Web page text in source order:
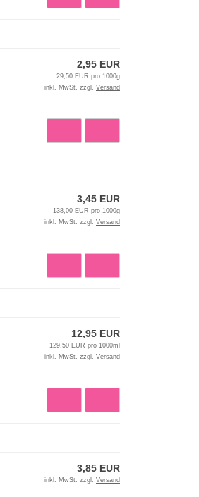
2,95 EUR
29,50 EUR pro 1000g
inkl. MwSt. zzgl. Versand
3,45 EUR
138,00 EUR pro 1000g
inkl. MwSt. zzgl. Versand
12,95 EUR
129,50 EUR pro 1000ml
inkl. MwSt. zzgl. Versand
3,85 EUR
inkl. MwSt. zzgl. Versand